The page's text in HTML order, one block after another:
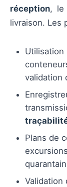
réception, le
livraison. Les
Utilisation
validation
Plans de
Validation